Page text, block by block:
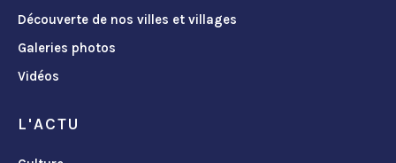
Découverte de nos villes et villages
Galeries photos
Vidéos
L'ACTU